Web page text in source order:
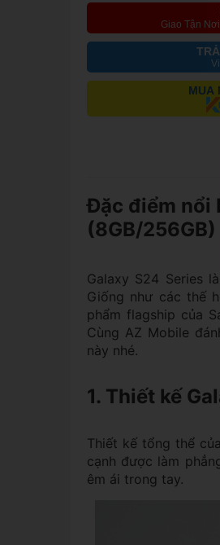
Giao Tận
MUA
Đặc điểm nổi
(8GB/256GB)
Galaxy S24 Series
Giống như các thế
phẩm flagship của
Cùng AZ Mobile
này nhé.
1. Thiết kế
Thiết kế tổng thể
cạnh được làm
êm ái trong tay.